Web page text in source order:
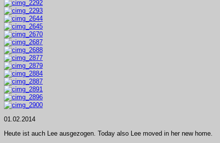
01.02.2014
Heute ist auch Lee ausgezogen. Today also Lee moved in her new home.